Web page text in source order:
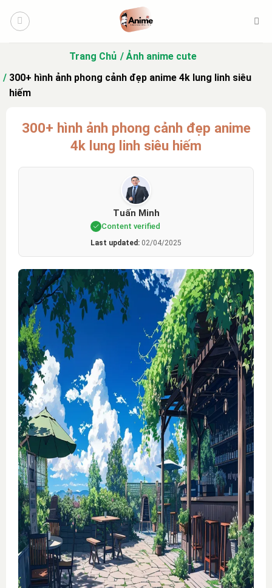
qua
Trang Chủ
Ảnh anime cute
300+ hình ảnh phong cảnh đẹp anime 4k lung linh siêu
hiếm
300+ hình ảnh phong cảnh đẹp anime
4k lung linh siêu hiếm
Tuấn Minh
Content verified
Last updated: 02/04/2025